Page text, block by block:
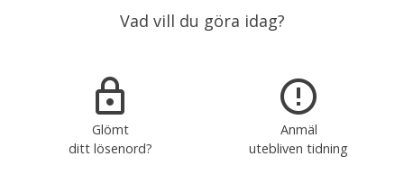
Vad vill du göra idag?
Glömt
ditt lösenord?
Anmäl
utebliven tidning